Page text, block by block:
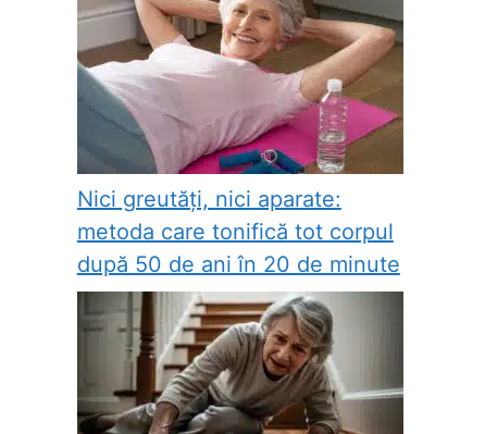
Nici greutăți, nici aparate:
metoda care tonifică tot corpul
după 50 de ani în 20 de minute